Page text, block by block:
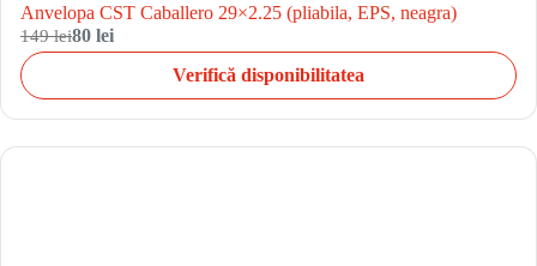
Anvelopa CST Caballero 29×2.25 (pliabila, EPS, neagra)
149 lei80 lei
Verifică disponibilitatea